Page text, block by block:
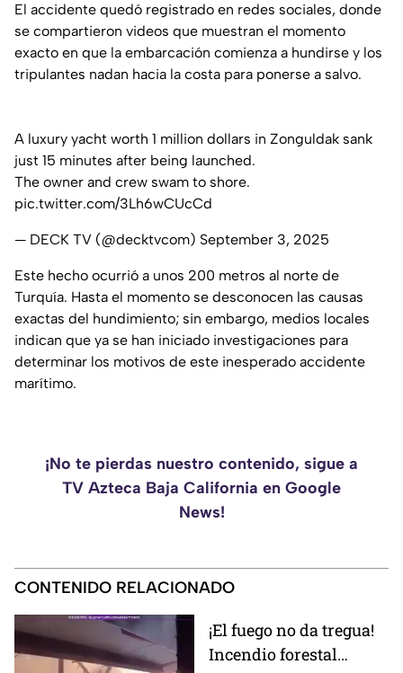
El accidente quedó registrado en redes sociales, donde
se compartieron videos que muestran el momento
exacto en que la embarcación comienza a hundirse y los
tripulantes nadan hacia la costa para ponerse a salvo.
A luxury yacht worth 1 million dollars in Zonguldak sank
just 15 minutes after being launched.
The owner and crew swam to shore.
pic.twitter.com/3Lh6wCUcCd
— DECK TV (@decktvcom) September 3, 2025
Este hecho ocurrió a unos 200 metros al norte de
Turquía. Hasta el momento se desconocen las causas
exactas del hundimiento; sin embargo, medios locales
indican que ya se han iniciado investigaciones para
determinar los motivos de este inesperado accidente
marítimo.
¡No te pierdas nuestro contenido, sigue a
TV Azteca Baja California en Google
News!
CONTENIDO RELACIONADO
¡El fuego no da tregua!
Incendio forestal